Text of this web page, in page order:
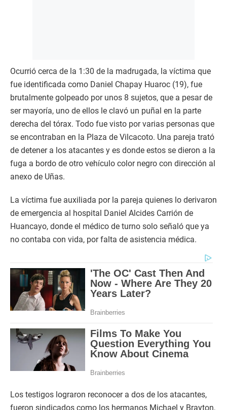
Ocurrió cerca de la 1:30 de la madrugada, la víctima que
fue identificada como Daniel Chapay Huaroc (19), fue
brutalmente golpeado por unos 8 sujetos, que a pesar de
ser mayoría, uno de ellos le clavó un puñal en la parte
derecha del tórax. Todo fue visto por varias personas que
se encontraban en la Plaza de Vilcacoto. Una pareja trató
de detener a los atacantes y es donde estos se dieron a la
fuga a bordo de otro vehículo color negro con dirección al
anexo de Uñas.
La víctima fue auxiliada por la pareja quienes lo derivaron
de emergencia al hospital Daniel Alcides Carrión de
Huancayo, donde el médico de turno solo señaló que ya
no contaba con vida, por falta de asistencia médica.
Los testigos lograron reconocer a dos de los atacantes,
fueron sindicados como los hermanos Michael y Brayton,